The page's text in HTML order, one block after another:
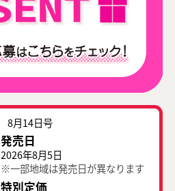
8月14日号
発売日
2026年8月5日
※一部地域は発売日が異なります
特別定価